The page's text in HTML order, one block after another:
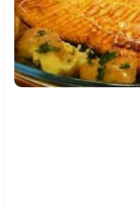
Previous